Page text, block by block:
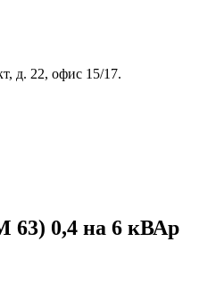
д. 22, офис 15/17.
63) 0,4 на 6 кВАр